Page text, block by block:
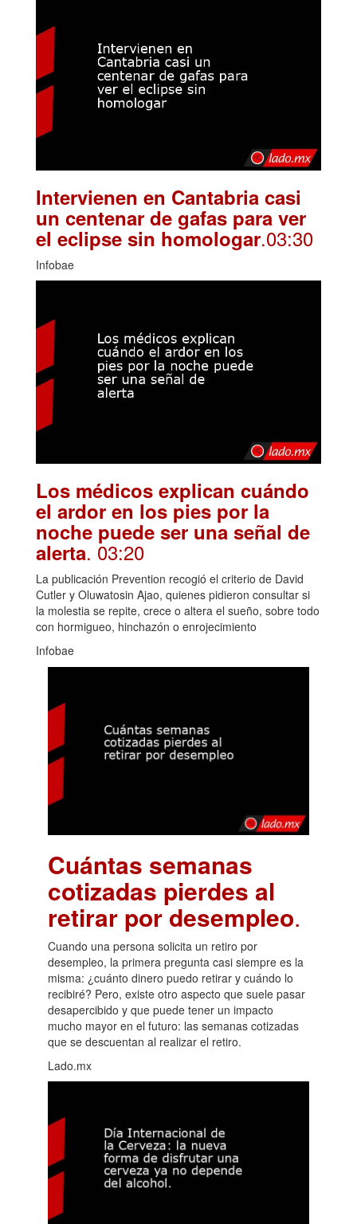
Intervienen en Cantabria casi
un centenar de gafas para ver
el eclipse sin homologar.03:30
Infobae
Los médicos explican cuándo
el ardor en los pies por la
noche puede ser una señal de
alerta. 03:20
La publicación Prevention recogió el criterio de David
Cutler y Oluwatosin Ajao, quienes pidieron consultar si
la molestia se repite, crece o altera el sueño, sobre todo
con hormigueo, hinchazón o enrojecimiento
Infobae
Cuántas semanas
cotizadas pierdes al
retirar por desempleo.
Cuando una persona solicita un retiro por
desempleo, la primera pregunta casi siempre es la
misma: ¿cuánto dinero puedo retirar y cuándo lo
recibiré? Pero, existe otro aspecto que suele pasar
desapercibido y que puede tener un impacto
mucho mayor en el futuro: las semanas cotizadas
que se descuentan al realizar el retiro.
Lado.mx